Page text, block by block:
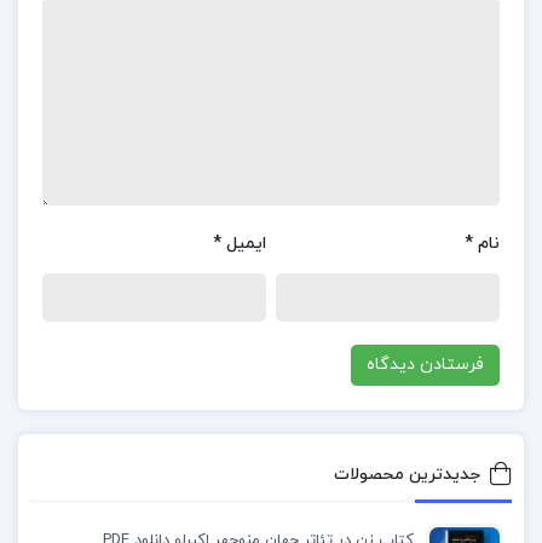
علاوه بر این، این کتاب به موضوعات متنوع دیگری نیز
خارجی، و توصیف مقابله‌ای زبان علم در فارسی و
آموزش آن در دانشگاه‌ها نیز مورد بحث قرار گرفته‌اند.
کتاب شانزده مقاله در زبانشناسی کاربردی و ترجمه لطف
الله یارمحمدی برای چه کسانی مناسب است؟
نام * ایمیل *
جدیدترین محصولات